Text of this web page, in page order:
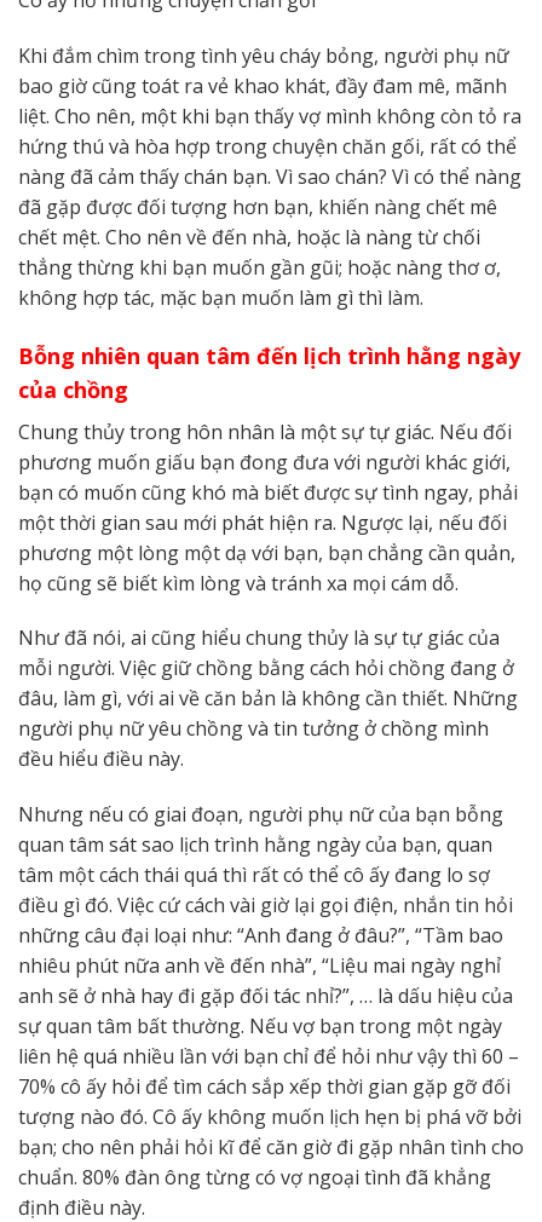
Khi đắm chìm trong tình yêu cháy bỏng, người phụ nữ
bao giờ cũng toát ra vẻ khao khát, đầy đam mê, mãnh
liệt. Cho nên, một khi bạn thấy vợ mình không còn tỏ ra
hứng thú và hòa hợp trong chuyện chăn gối, rất có thể
nàng đã cảm thấy chán bạn. Vì sao chán? Vì có thể nàng
đã gặp được đối tượng hơn bạn, khiến nàng chết mê
chết mệt. Cho nên về đến nhà, hoặc là nàng từ chối
thẳng thừng khi bạn muốn gần gũi; hoặc nàng thơ ơ,
không hợp tác, mặc bạn muốn làm gì thì làm.
Bỗng nhiên quan tâm đến lịch trình hằng ngày
của chồng
Chung thủy trong hôn nhân là một sự tự giác. Nếu đối
phương muốn giấu bạn đong đưa với người khác giới,
bạn có muốn cũng khó mà biết được sự tình ngay, phải
một thời gian sau mới phát hiện ra. Ngược lại, nếu đối
phương một lòng một dạ với bạn, bạn chẳng cần quản,
họ cũng sẽ biết kìm lòng và tránh xa mọi cám dỗ.
Như đã nói, ai cũng hiểu chung thủy là sự tự giác của
mỗi người. Việc giữ chồng bằng cách hỏi chồng đang ở
đâu, làm gì, với ai về căn bản là không cần thiết. Những
người phụ nữ yêu chồng và tin tưởng ở chồng mình
đều hiểu điều này.
Nhưng nếu có giai đoạn, người phụ nữ của bạn bỗng
quan tâm sát sao lịch trình hằng ngày của bạn, quan
tâm một cách thái quá thì rất có thể cô ấy đang lo sợ
điều gì đó. Việc cứ cách vài giờ lại gọi điện, nhắn tin hỏi
những câu đại loại như: “Anh đang ở đâu?”, “Tầm bao
nhiêu phút nữa anh về đến nhà”, “Liệu mai ngày nghỉ
anh sẽ ở nhà hay đi gặp đối tác nhỉ?”, … là dấu hiệu của
sự quan tâm bất thường. Nếu vợ bạn trong một ngày
liên hệ quá nhiều lần với bạn chỉ để hỏi như vậy thì 60 –
70% cô ấy hỏi để tìm cách sắp xếp thời gian gặp gỡ đối
tượng nào đó. Cô ấy không muốn lịch hẹn bị phá vỡ bởi
bạn; cho nên phải hỏi kĩ để căn giờ đi gặp nhân tình cho
chuẩn. 80% đàn ông từng có vợ ngoại tình đã khẳng
định điều này.